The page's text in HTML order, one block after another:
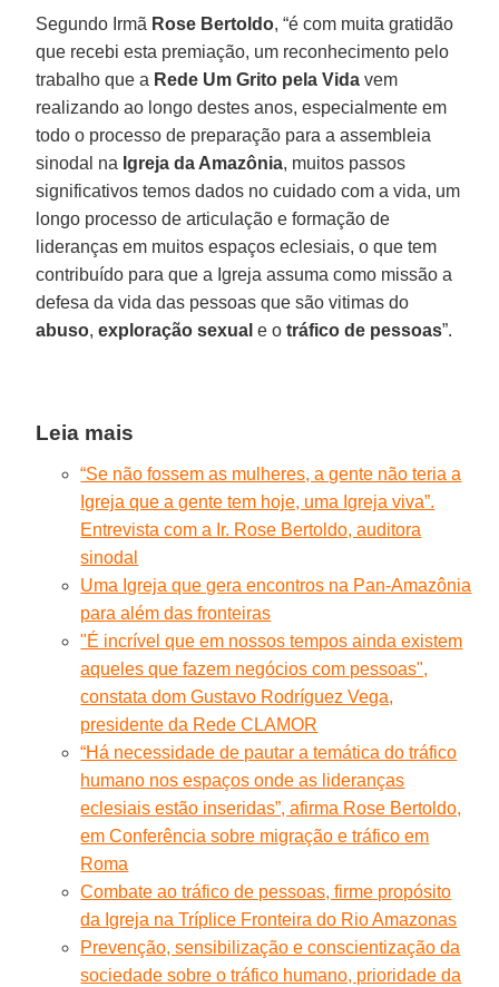
Segundo Irmã Rose Bertoldo, “é com muita gratidão
que recebi esta premiação, um reconhecimento pelo
trabalho que a Rede Um Grito pela Vida vem
realizando ao longo destes anos, especialmente em
todo o processo de preparação para a assembleia
sinodal na Igreja da Amazônia, muitos passos
significativos temos dados no cuidado com a vida, um
longo processo de articulação e formação de
lideranças em muitos espaços eclesiais, o que tem
contribuído para que a Igreja assuma como missão a
defesa da vida das pessoas que são vitimas do
abuso,exploração sexual e otráfico de pessoas”.
Leia mais
“Se não fossem as mulheres, a gente não teria a
Igreja que a gente tem hoje, uma Igreja viva”.
Entrevista com a Ir. Rose Bertoldo, auditora
sinodal
Uma Igreja que gera encontros na Pan-Amazônia
para além das fronteiras
"É incrível que em nossos tempos ainda existem
aqueles que fazem negócios com pessoas",
constata dom Gustavo Rodríguez Vega,
presidente da Rede CLAMOR
“Há necessidade de pautar a temática do tráfico
humano nos espaços onde as lideranças
eclesiais estão inseridas”, afirma Rose Bertoldo,
em Conferência sobre migração e tráfico em
Roma
Combate ao tráfico de pessoas, firme propósito
da Igreja na Tríplice Fronteira do Rio Amazonas
Prevenção, sensibilização e conscientização da
sociedade sobre o tráfico humano, prioridade da